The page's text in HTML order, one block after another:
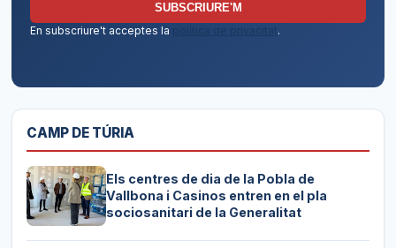
SUBSCRIURE'M
En subscriure't acceptes la
política de privacitat.
CAMP DE TÚRIA
Els centres de dia de la Pobla de
Vallbona i Casinos entren en el pla
sociosanitari de la Generalitat